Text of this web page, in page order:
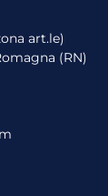
art.le)
(RN)